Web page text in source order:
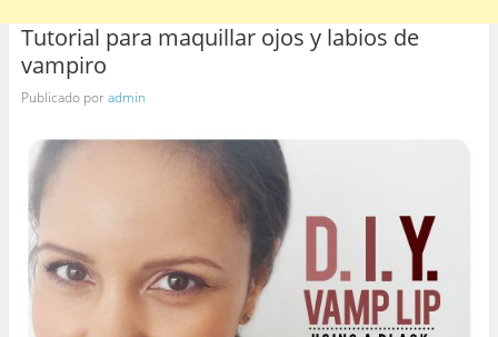
Tutorial para maquillar ojos y labios de
vampiro
Publicado poradmin